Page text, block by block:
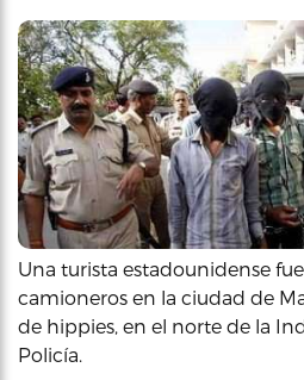
Una turista estadounidense
camioneros en la ciudad de
de hippies, en el norte de la
Policía.